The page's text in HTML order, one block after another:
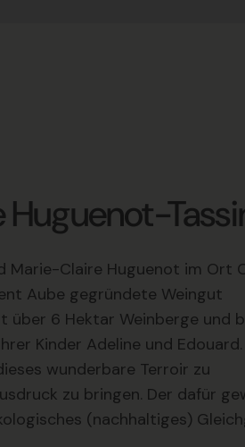
Marie-Claire Huguenot im Ort
Aube gegründete Weingut
über 6 Hektar Weinberge und
Kinder Adeline und Edouard.
wunderbare Terroir zu
zu bringen. Der dafür
(nachhaltiges)